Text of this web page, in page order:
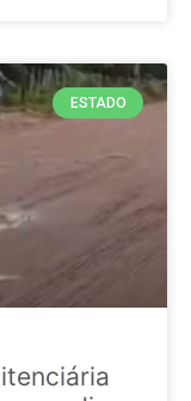
ESTADO